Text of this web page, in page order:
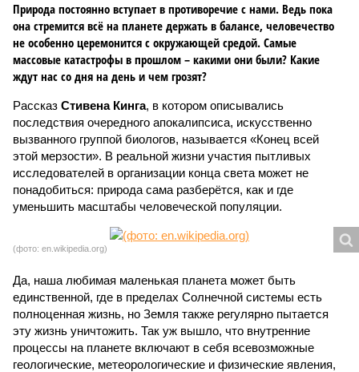
Природа постоянно вступает в противоречие с нами. Ведь пока
она стремится всё на планете держать в балансе, человечество
не особенно церемонится с окружающей средой. Самые
массовые катастрофы в прошлом – какими они были? Какие
ждут нас со дня на день и чем грозят?
Рассказ Стивена Кинга, в котором описывались
последствия очередного апокалипсиса, искусственно
вызванного группой биологов, называется «Конец всей
этой мерзости». В реальной жизни участия пытливых
исследователей в организации конца света может не
понадобиться: природа сама разберётся, как и где
уменьшить масштабы человеческой популяции.
(фото: en.wikipedia.org)
Да, наша любимая маленькая планета может быть
единственной, где в пределах Солнечной системы есть
полноценная жизнь, но Земля также регулярно пытается
эту жизнь уничтожить. Так уж вышло, что внутренние
процессы на планете включают в себя всевозможные
геологические, метеорологические и физические явления,